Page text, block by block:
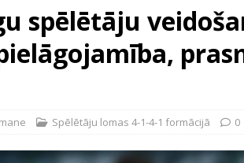
spēlētāju
Spēlētāju lomas 4-1-4-1 formācijā 0